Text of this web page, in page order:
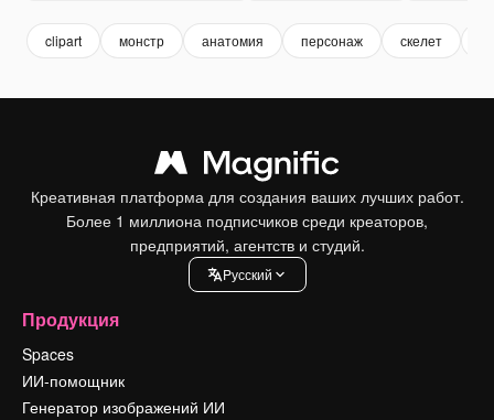
clipart монстр анатомия персонаж скелет
Креативная платформа для создания ваших лучших работ.
Более 1 миллиона подписчиков среди креаторов,
предприятий, агентств и студий.
Pусский
Продукция
Spaces
ИИ-помощник
Генератор изображений ИИ